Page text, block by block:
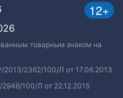
12+
товарным знаком на
2362/100/Л от 17.06.2013
100/Л от 22.12.2015